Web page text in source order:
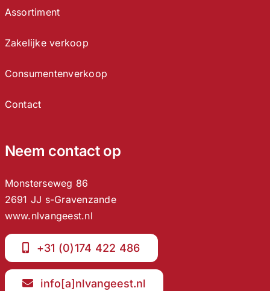
Assortiment
Zakelijke verkoop
Consumentenverkoop
Contact
Neem contact op
Monsterseweg 86
2691 JJ s-Gravenzande
www.nlvangeest.nl
+31 (0)174 422 486
info[a]nlvangeest.nl